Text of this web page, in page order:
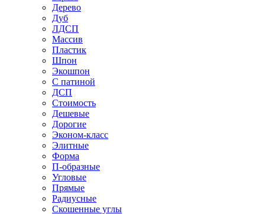
Дерево
Дуб
ЛДСП
Массив
Пластик
Шпон
Экошпон
С патиной
ДСП
Стоимость
Дешевые
Дорогие
Эконом-класс
Элитные
Форма
П-образные
Угловые
Прямые
Радиусные
Скошенные углы